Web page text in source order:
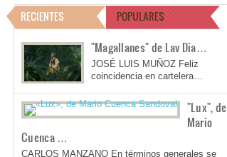
RECIENTES POPULARES
"Magallanes" de Lav Dia…
JOSÉ LUIS MUÑOZ Feliz
coincidencia en cartelera…
"Lux", de
Mario
Cuenca …
CARLOS MANZANO En términos generales se